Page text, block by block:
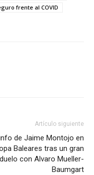
frente al COVID
Artículo siguiente
de Jaime Montojo en
Baleares tras un gran
duelo con Alvaro Mueller-
Baumgart